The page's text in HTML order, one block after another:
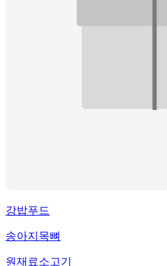
강밥푸드
송아지목뼈
원재료소고기